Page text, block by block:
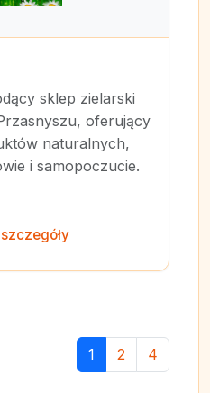
sklep zielarski
oferujący
naturalnych,
i samopoczucie.
1 2 4